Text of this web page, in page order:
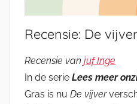
Recensie: De vijver
Recensie van juf Inge
In de serie Lees meer
Gras is nu De vijver